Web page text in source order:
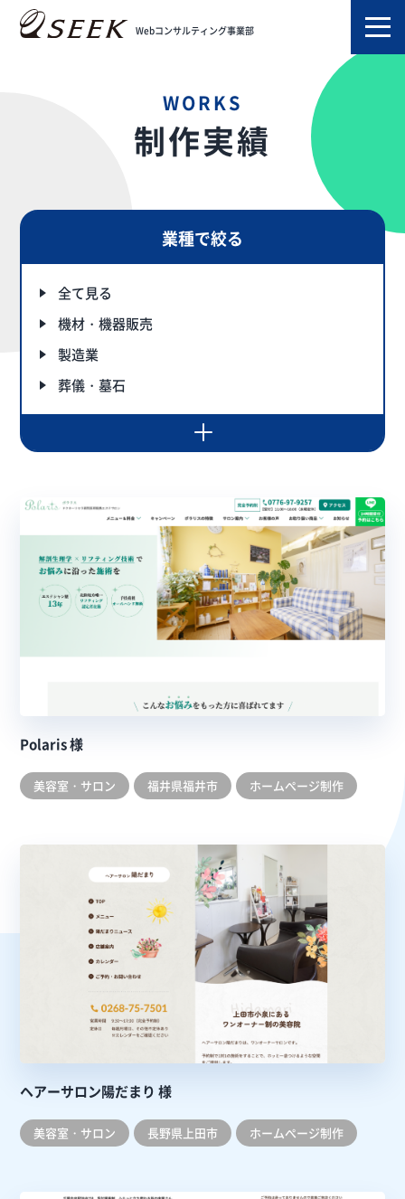
Webコンサルティング事業部
TOP
WORKS
制作実績
業種で絞る
全て見る
機材・機器販売
製造業
葬儀・墓石
Polaris 様
美容室・サロン 福井県福井市 ホームぺージ制作
ヘアーサロン陽だまり 様
美容室・サロン 長野県上田市 ホームぺージ制作